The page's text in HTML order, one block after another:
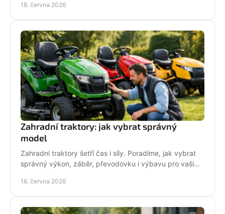
18. června 2026
Zahradní traktory: jak vybrat správný
model
Zahradní traktory šetří čas i síly. Poradíme, jak vybrat
správný výkon, záběr, převodovku i výbavu pro vaši
16. června 2026